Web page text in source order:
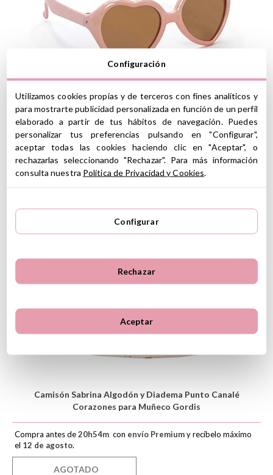
Gafas de Sol para Muñecas Gordis Loona
Camisón Sabrina Algodón y Diadema Punto Canalé
Corazones para Muñeco Gordis
Compra antes de20h54m con envío Premiumy recíbelo máximo
el 12 de agosto.
AGOTADO
Configuración
Utilizamos cookies propias y de terceros con fines analíticos y
para mostrarte publicidad personalizada en función de un perfil
elaborado a partir de tus hábitos de navegación. Puedes
personalizar tus preferencias pulsando en "Configurar",
aceptar todas las cookies haciendo clic en "Aceptar", o
rechazarlas seleccionando "Rechazar". Para más información
consulta nuestra Política de Privacidad y Cookies
Configurar
Rechazar
Aceptar